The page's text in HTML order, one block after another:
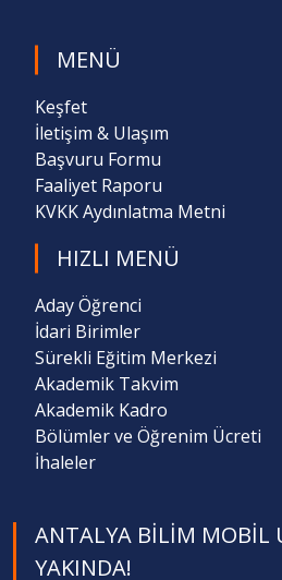
MENÜ
Keşfet
İletişim & Ulaşım
Başvuru Formu
Faaliyet Raporu
KVKK Aydınlatma Metni
HIZLI MENÜ
Aday Öğrenci
İdari Birimler
Sürekli Eğitim Merkezi
Akademik Takvim
Akademik Kadro
Bölümler ve Öğrenim Ücreti
İhaleler
ANTALYA BILIM MOBIL
YAKINDA!